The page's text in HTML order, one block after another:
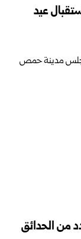
عيد
من الحدائق